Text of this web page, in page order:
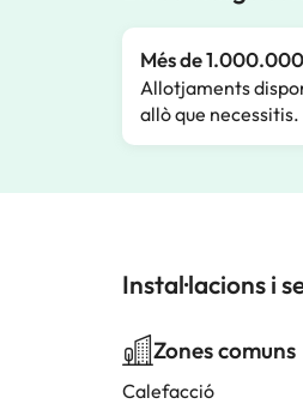
Més de
Allotjaments
allò que necessitis.
Instal·lacions i
Zones comuns
Calefacció